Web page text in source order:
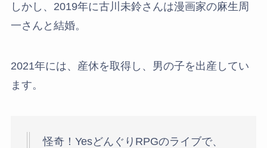
しかし、2019年に古川未鈴さんは漫画家の麻生周
一さんと結婚。
2021年には、産休を取得し、男の子を出産してい
ます。
怪奇！YesどんぐりRPGのライブで、